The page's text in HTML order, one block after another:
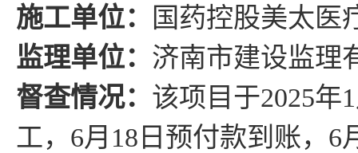
施工单位：
国药控股美太医
监理单位： 济南市建设监理
督查情况： 该项目于2025年1
工， 6月 18 日预付款到账， 6